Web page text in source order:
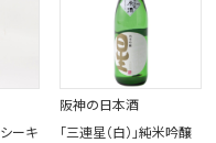
ーキ
阪神の日本酒
「三連星（白）」純米吟醸